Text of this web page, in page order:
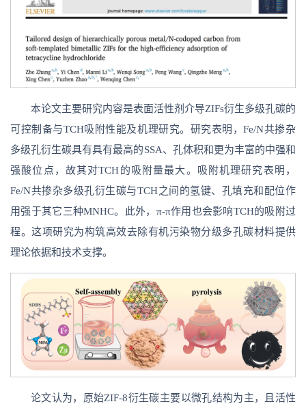
本论文主要研究内容是表面活性剂介导ZIFs衍生多级孔碳的
可控制备与TCH吸附性能及机理研究。研究表明，Fe/N共掺杂
多级孔衍生碳具有具有最高的SSA、孔体积和更为丰富的中强和
强酸位点，故其对TCH的吸附量最大。吸附机理研究表明，
Fe/N共掺杂多级孔衍生碳与TCH之间的氢键、孔填充和配位作
用强于其它三种MNHC。此外，π-π作用也会影响TCH的吸附过
程。这项研究为构筑高效去除有机污染物分级多孔碳材料提供
理论依据和技术支撑。
论文认为，原始ZIF-8衍生碳主要以微孔结构为主，且活性